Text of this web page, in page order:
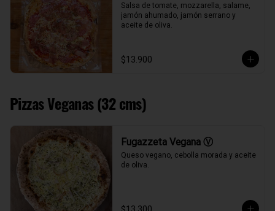
Salsa de tomate, mozzarella, salame,
jamón ahumado, jamón serrano y
aceite de oliva.
$13.900
Pizzas Veganas (32 cms)
Fugazzeta Vegana Ⓥ
Queso vegano, cebolla morada y aceite
de oliva.